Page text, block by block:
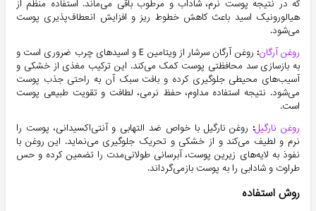
که در نتیجه پوست نرم، شاداب و مرطوب باقی می‌ماند. استفاده منظم از
هیالورونیک اسید باعث کاهش خطوط ریز و افزایش انعطاف‌پذیری پوست
می‌شود.
روغن آرگان:
روغن آرگان سرشار از ویتامین E و اسیدهای چرب ضروری است و
به بازسازی سد محافظتی پوست کمک می‌کند. این ترکیب مغذی از خشکی و
آسیب‌های محیطی جلوگیری کرده و بافت سبک آن به راحتی جذب پوست
می‌شود. نتیجه استفاده مداوم، حفظ نرمی، لطافت و تقویت طبیعی پوست
است.
روغن نارگیل: روغن نارگیل با خواص ضد التهابی و آنتی‌اکسیدانی، پوست را
نرم و لطیف می‌کند و از خشکی و تحریک جلوگیری می‌نماید. این روغن با
نفوذ به لایه‌های زیرین پوست، آبرسانی طولانی‌مدت را تضمین کرده و حس
طراوت و شادابی را به پوست بازمی‌گرداند.
روش استفاده